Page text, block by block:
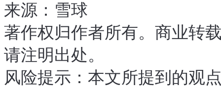
来源：雪球
著作权归作者所有。商业转
请注明出处。
风险提示：本文所提到的观